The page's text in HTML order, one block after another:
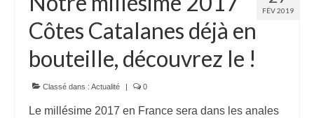
FÉV 2019
Côtes Catalanes déjà en
bouteille, découvrez le !
Classé dans : Actualité 0
Le millésime 2017 en France sera dans les anales